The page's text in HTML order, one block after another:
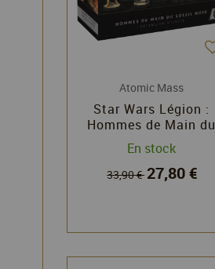
Atomic Mass
Star Wars Légion :
Hommes de Main du
Soleil Noir
En stock
33,90 € 27,80 €